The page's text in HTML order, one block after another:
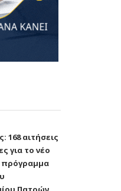
168 αιτήσεις
για το νέο